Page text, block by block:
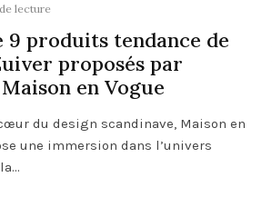
lecture
9 produits tendance de
proposés par
en Vogue
du design scandinave, Maison en
une immersion dans l’univers